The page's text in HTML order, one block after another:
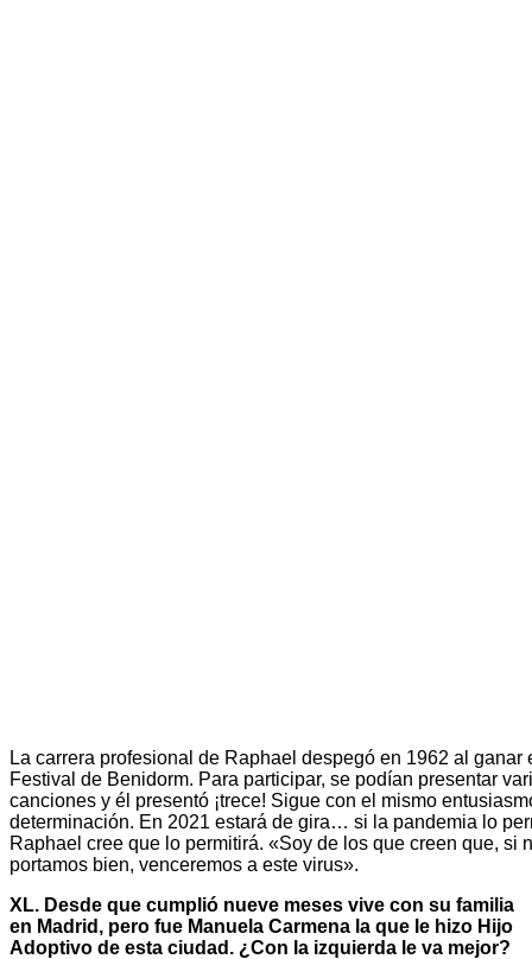
La carrera profesional de Raphael despegó en 1962 al ganar
Festival de Benidorm. Para participar, se podían presentar
canciones y él presentó ¡trece! Sigue con el mismo
determinación. En 2021 estará de gira… si la pandemia lo
Raphael cree que lo permitirá. «Soy de los que creen que, si
portamos bien, venceremos a este virus».
XL. Desde que cumplió nueve meses vive con su familia
en Madrid, pero fue Manuela Carmena la que le hizo Hijo
Adoptivo de esta ciudad. ¿Con la izquierda le va mejor?